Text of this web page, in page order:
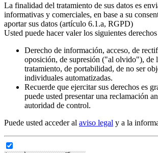
La finalidad del tratamiento de sus datos es
informativas y comerciales, en base a su
aportar sus datos (artículo 6.1.a, RGPD)
Usted puede hacer valer los siguientes
Derecho de información, acceso, de
oposición, de supresión ("al olvido"), de
tratamiento, de portabilidad, de no ser
individuales automatizadas.
Recuerde que ejercitar sus derechos es
puede usted presentar una reclamación
autoridad de control.
Puede usted acceder al aviso legal y a la